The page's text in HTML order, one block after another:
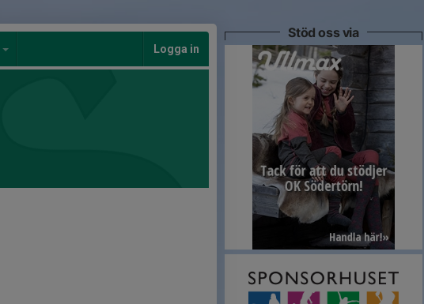
Logga in
Stöd oss via